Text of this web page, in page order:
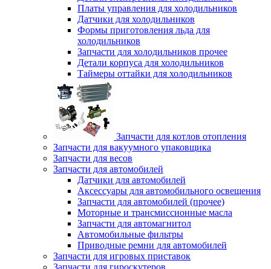
Платы управления для холодильников
Датчики для холодильников
Формы приготовления льда для
холодильников
Запчасти для холодильников прочее
Детали корпуса для холодильников
Таймеры оттайки для холодильников
Запчасти для котлов отопления
Запчасти для вакуумного упаковщика
Запчасти для весов
Запчасти для автомобилей
Датчики для автомобилей
Аксессуары для автомобильного освещения
Запчасти для автомобилей (прочее)
Моторные и трансмиссионные масла
Запчасти для автомагнитол
Автомобильные фильтры
Приводные ремни для автомобилей
Запчасти для игровых приставок
Запчасти для гироскутеров